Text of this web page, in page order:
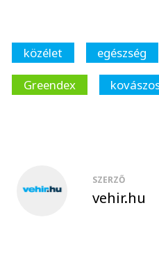
közélet egészség
Greendex
SZERZŐ
vehir.hu